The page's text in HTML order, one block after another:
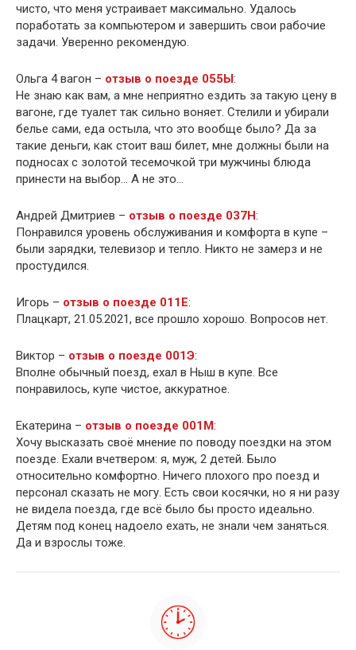
чисто, что меня устраивает максимально. Удалось
поработать за компьютером и завершить свои рабочие
задачи. Уверенно рекомендую.
Ольга 4 вагон – отзыв о поезде 055Ы:
Не знаю как вам, а мне неприятно ездить за такую цену в
вагоне, где туалет так сильно воняет. Стелили и убирали
белье сами, еда остыла, что это вообще было? Да за
такие деньги, как стоит ваш билет, мне должны были на
подносах с золотой тесемочкой три мужчины блюда
принести на выбор… А не это…
Андрей Дмитриев – отзыв о поезде 037Н:
Понравился уровень обслуживания и комфорта в купе –
были зарядки, телевизор и тепло. Никто не замерз и не
простудился.
Игорь – отзыв о поезде 011Е:
Плацкарт, 21.05.2021, все прошло хорошо. Вопросов нет.
Виктор – отзыв о поезде 001Э:
Вполне обычный поезд, ехал в Ныш в купе. Все
понравилось, купе чистое, аккуратное.
Екатерина – отзыв о поезде 001М:
Хочу высказать своё мнение по поводу поездки на этом
поезде. Ехали вчетвером: я, муж, 2 детей. Было
относительно комфортно. Ничего плохого про поезд и
персонал сказать не могу. Есть свои косячки, но я ни разу
не видела поезда, где всё было бы просто идеально.
Детям под конец надоело ехать, не знали чем заняться.
Да и взрослы тоже.